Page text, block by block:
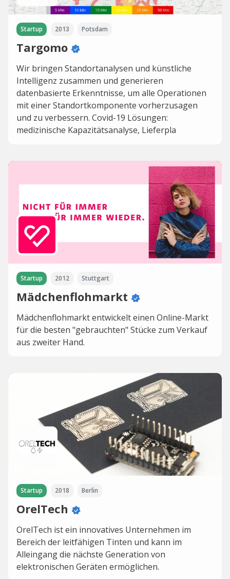
Startup 2013 Potsdam
Targomo
Wir bringen Standortanalysen und künstliche
Intelligenz zusammen und generieren
datenbasierte Erkenntnisse, um alle Operationen
mit einer Standortkomponente vorherzusagen
und zu verbessern. Covid-19 Lösungen:
medizinische Kapazitätsanalyse, Lieferpla
Startup 2012 Stuttgart
Mädchenflohmarkt
Mädchenflohmarkt entwickelt einen Online-Markt
für die besten "gebrauchten" Stücke zum Verkauf
aus zweiter Hand.
Startup 2018 Berlin
OrelTech
OrelTech ist ein innovatives Unternehmen im
Bereich der leitfähigen Tinten und kann im
Alleingang die nächste Generation von
elektronischen Geräten ermöglichen.